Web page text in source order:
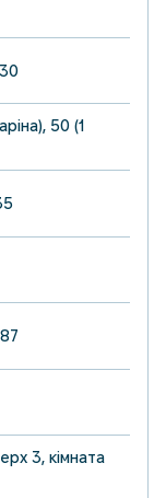
50 (1
3, кімната